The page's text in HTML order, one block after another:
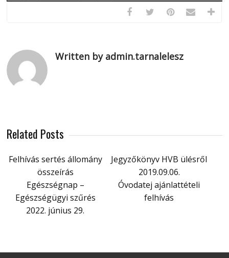
Written by admin.tarnalelesz
Related Posts
Felhívás sertés állomány
összeírás
Jegyzőkönyv HVB ülésről
2019.09.06.
Egészségnap –
Egészségügyi szűrés
2022. június 29.
Óvodatej ajánlattételi
felhívás